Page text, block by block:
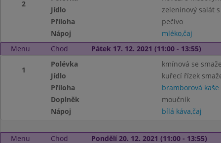
2
Jídlo
zeleninový salát
Příloha
pečivo
Nápoj
mléko,čaj
Menu
Chod Pátek 17. 12. 2021 (11:00 - 13:55)
1
Polévka
kmínová se
Jídlo
kuřecí řízek
Příloha
bramborová kaše
Doplněk
moučník
Nápoj
bílá káva,čaj
Menu Chod Pondělí 20. 12. 2021 (11:00 - 13:55)